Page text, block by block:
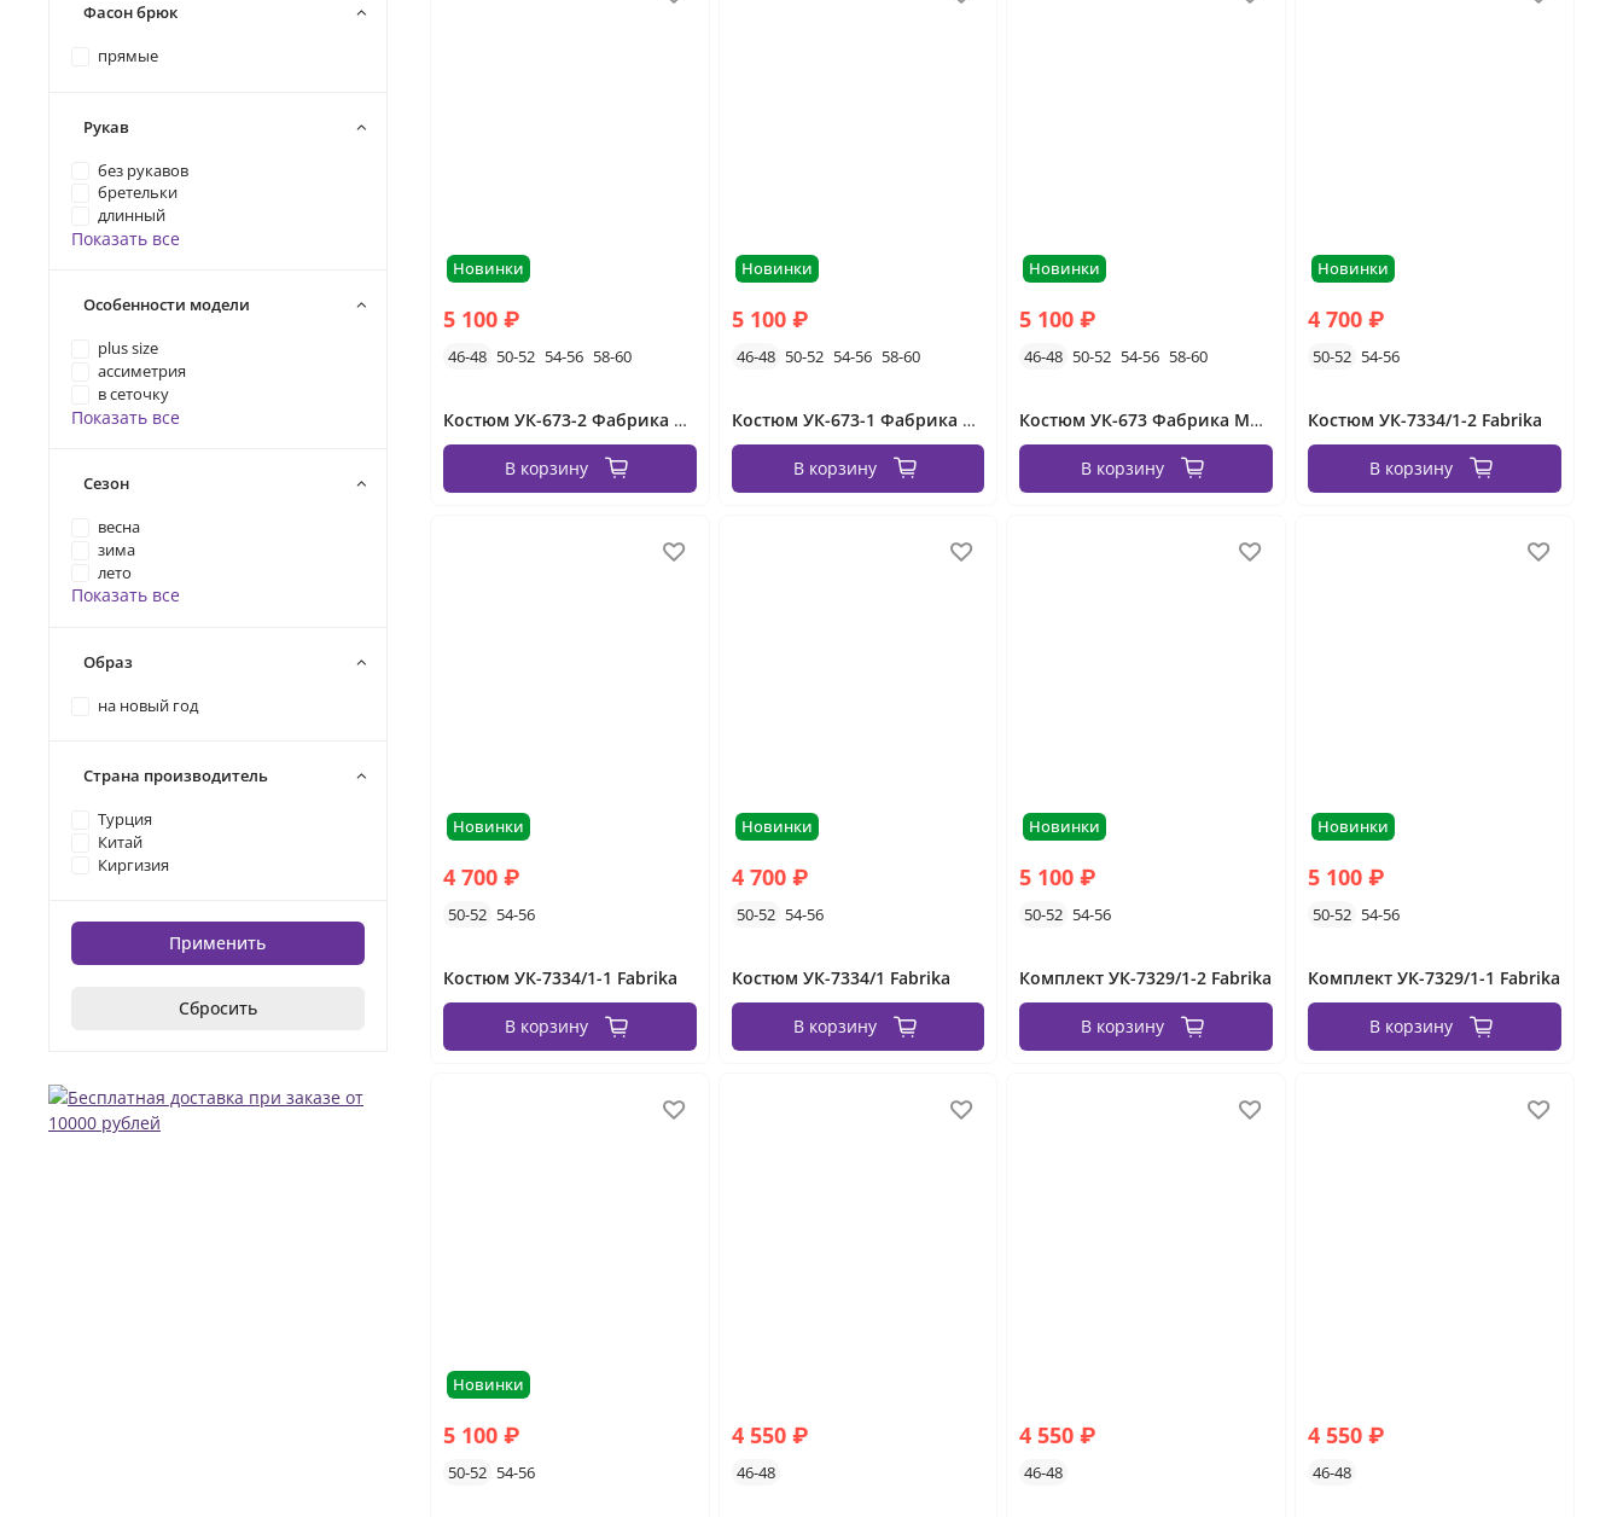
Новинки
5 100 ₽
46-48 50-52 54-56 58-60
Костюм УК-673-2 Фабрика Моды
В корзину
Новинки
5 100 ₽
46-48 50-52 54-56 58-60
Костюм УК-673-1 Фабрика Моды
В корзину
Новинки
5 100 ₽
46-48 50-52 54-56 58-60
Костюм УК-673 Фабрика Моды
В корзину
Новинки
4 700 ₽
50-52 54-56
Костюм УК-7334/1-2 Fabrika
В корзину
Новинки
4 700 ₽
50-52 54-56
Костюм УК-7334/1-1 Fabrika
В корзину
Новинки
4 700 ₽
50-52 54-56
Костюм УК-7334/1 Fabrika
В корзину
Новинки
5 100 ₽
50-52 54-56
Комплект УК-7329/1-2 Fabrika
В корзину
Новинки
5 100 ₽
50-52 54-56
Комплект УК-7329/1-1 Fabrika
В корзину
Новинки
5 100 ₽
50-52 54-56
4 550 ₽
46-48
4 550 ₽
46-48
4 550 ₽
46-48
Фасон брюк
прямые
Рукав
без рукавов
бретельки
длинный
Показать все
Особенности модели
plus size
ассиметрия
в сеточку
Показать все
Сезон
весна
зима
лето
Показать все
Образ
на новый год
Страна производитель
Турция
Китай
Киргизия
Применить
Сбросить